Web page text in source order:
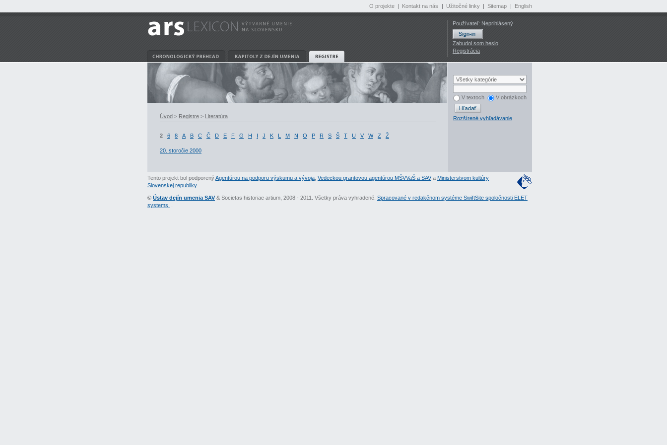
O projekte | Kontakt na nás | Užitočné linky | Sitemap | English
Používateľ: Neprihlásený
Zabudol som heslo
Registrácia
Úvod > Registre > Literatúra
2 6 8 A B C Č D E F G H I J K L M N O P R S Š T U V W Z Ž
20. storočie 2000
V textoch V obrázkoch
Rozšírené vyhľadávanie
Tento projekt bol podporenýAgentúrou na podporu výskumu a vývoja Vedeckou grantovou agentúrou MŠVVaŠ a SAVa Ministerstvom kultúry
Slovenskej republiky.
© Ústav dejín umenia SAV & Societas historiae artium, 2008 - 2011. Všetky práva vyhradené. Spracované v redakčnom systéme SwiftSite spoločnosti ELET
systems.